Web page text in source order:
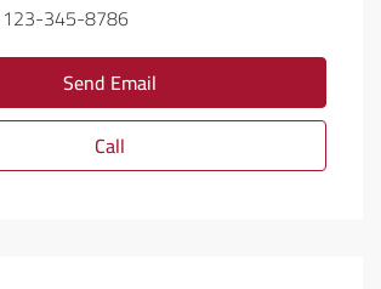
123-345-8786
Send Email
Call